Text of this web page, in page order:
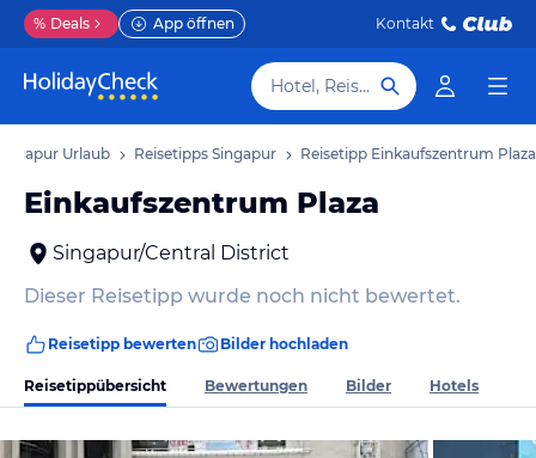
% Deals App öffnen Kontakt
Hotel, Reiseziel
Urlaub Reisetipps Singapur Reisetipp Einkaufszentrum Plaza
Einkaufszentrum Plaza
Singapur/Central District
Dieser Reisetipp wurde noch nicht bewertet.
Reisetipp bewerten Bilder hochladen
Reisetippübersicht Bewertungen Bilder Hotels